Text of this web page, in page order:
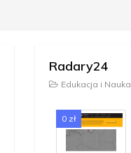
Radary24
Edukacja i Nauka
0 zł